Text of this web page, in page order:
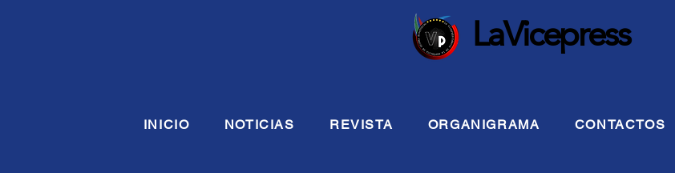
LaVicepress
INICIO NOTICIAS REVISTA ORGANIGRAMA CONTACTOS